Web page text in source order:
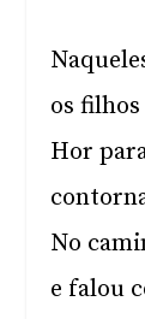
os
Hor
No
e falou